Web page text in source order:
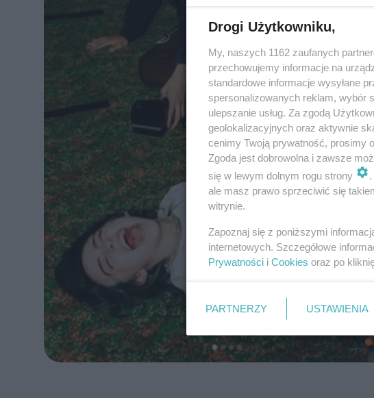
Drogi Użytkowniku,
My, naszych 1162 zaufanych
przechowujemy informacje na
standardowe informacje wysyłane
spersonalizowanych reklam, wybór
ulepszanie usług. Za zgodą
geolokalizacyjnych oraz aktywnie
cenimy Twoją prywatność, prosimy
Zgoda jest dobrowolna i zawsze
się w lewym dolnym rogu strony
ale masz prawo sprzeciwić się
witrynie.
Zapoznaj się z poniższymi
internetowych. Szczegółowe
Prywatności i Cookies oraz po
PARTNERZY USTAWIENIA